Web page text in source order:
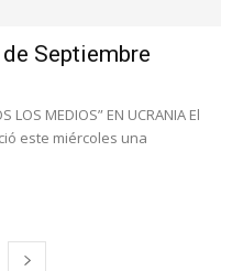
Septiembre
LOS MEDIOS” EN UCRANIA El
este miércoles una